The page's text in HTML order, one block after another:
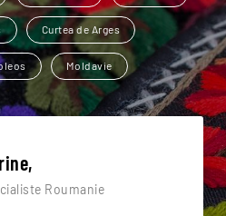
Curtea de Arges
Moldavie
Roumanie